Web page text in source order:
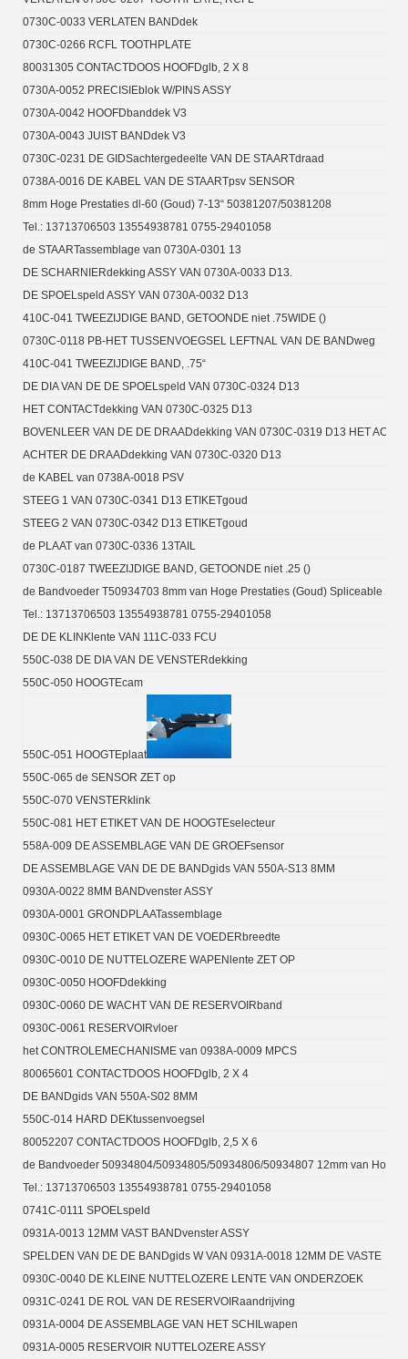
0730C-0033 VERLATEN BANDdek
0730C-0266 RCFL TOOTHPLATE
80031305 CONTACTDOOS HOOFDglb, 2 X 8
0730A-0052 PRECISIEblok W/PINS ASSY
0730A-0042 HOOFDbanddek V3
0730A-0043 JUIST BANDdek V3
0730C-0231 DE GIDSachtergedeelte VAN DE STAARTdraad
0738A-0016 DE KABEL VAN DE STAARTpsv SENSOR
8mm Hoge Prestaties dl-60 (Goud) 7-13“ 50381207/50381208
Tel.: 13713706503 13554938781 0755-29401058
de STAARTassemblage van 0730A-0301 13
DE SCHARNIERdekking ASSY VAN 0730A-0033 D13.
DE SPOELspeld ASSY VAN 0730A-0032 D13
410C-041 TWEEZIJDIGE BAND, GETOONDE niet .75WIDE ()
0730C-0118 PB-HET TUSSENVOEGSEL LEFTNAL VAN DE BANDweg
410C-041 TWEEZIJDIGE BAND, .75“
DE DIA VAN DE DE SPOELspeld VAN 0730C-0324 D13
HET CONTACTdekking VAN 0730C-0325 D13
BOVENLEER VAN DE DE DRAADdekking VAN 0730C-0319 D13 HET
ACHTER DE DRAADdekking VAN 0730C-0320 D13
de KABEL van 0738A-0018 PSV
STEEG 1 VAN 0730C-0341 D13 ETIKETgoud
STEEG 2 VAN 0730C-0342 D13 ETIKETgoud
de PLAAT van 0730C-0336 13TAIL
0730C-0187 TWEEZIJDIGE BAND, GETOONDE niet .25 ()
de Bandvoeder T50934703 8mm van Hoge Prestaties (Goud) Spliceable
Tel.: 13713706503 13554938781 0755-29401058
DE DE KLINKlente VAN 111C-033 FCU
550C-038 DE DIA VAN DE VENSTERdekking
550C-050 HOOGTEcam
550C-051 HOOGTEplaat
550C-065 de SENSOR ZET op
550C-070 VENSTERklink
550C-081 HET ETIKET VAN DE HOOGTEselecteur
558A-009 DE ASSEMBLAGE VAN DE GROEFsensor
DE ASSEMBLAGE VAN DE DE BANDgids VAN 550A-S13 8MM
0930A-0022 8MM BANDvenster ASSY
0930A-0001 GRONDPLAATassemblage
0930C-0065 HET ETIKET VAN DE VOEDERbreedte
0930C-0010 DE NUTTELOZERE WAPENlente ZET OP
0930C-0050 HOOFDdekking
0930C-0060 DE WACHT VAN DE RESERVOIRband
0930C-0061 RESERVOIRvloer
het CONTROLEMECHANISME van 0938A-0009 MPCS
80065601 CONTACTDOOS HOOFDglb, 2 X 4
DE BANDgids VAN 550A-S02 8MM
550C-014 HARD DEKtussenvoegsel
80052207 CONTACTDOOS HOOFDglb, 2,5 X 6
de Bandvoeder 50934804/50934805/50934806/50934807 12mm van Hoge
Tel.: 13713706503 13554938781 0755-29401058
0741C-0111 SPOELspeld
0931A-0013 12MM VAST BANDvenster ASSY
SPELDEN VAN DE DE BANDgids W VAN 0931A-0018 12MM DE VASTE
0930C-0040 DE KLEINE NUTTELOZERE LENTE VAN ONDERZOEK
0931C-0241 DE ROL VAN DE RESERVOIRaandrijving
0931A-0004 DE ASSEMBLAGE VAN HET SCHILwapen
0931A-0005 RESERVOIR NUTTELOZERE ASSY